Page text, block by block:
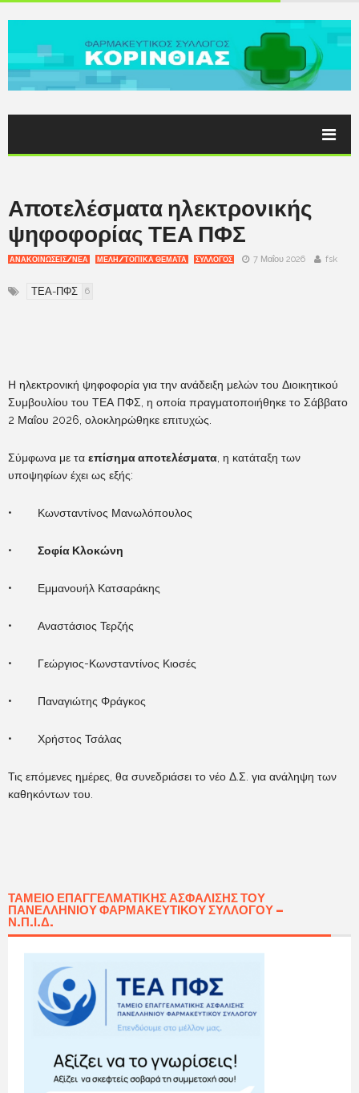
Αποτελέσματα ηλεκτρονικής
ψηφοφορίας ΤΕΑ ΠΦΣ
ΑΝΑΚΟΙΝΩΣΕΙΣ/ΝΕΑ ΜΕΛΗ/ΤΟΠΙΚΑ ΘΕΜΑΤΑ ΣΥΛΛΟΓΟΣ 7 Μαΐου 2026 fsk
ΤΕΑ-ΠΦΣ 6
Η ηλεκτρονική ψηφοφορία για την ανάδειξη μελών του Διοικητικού
Συμβουλίου του ΤΕΑ ΠΦΣ, η οποία πραγματοποιήθηκε το Σάββατο
2 Μαΐου 2026, ολοκληρώθηκε επιτυχώς.
Σύμφωνα με τα επίσημα αποτελέσματα , η κατάταξη των
υποψηφίων έχει ως εξής:
• Κωνσταντίνος Μανωλόπουλος
• Σοφία Κλοκώνη
• Εμμανουήλ Κατσαράκης
• Αναστάσιος Τερζής
• Γεώργιος-Κωνσταντίνος Κιοσές
• Παναγιώτης Φράγκος
• Χρήστος Τσάλας
Τις επόμενες ημέρες, θα συνεδριάσει το νέο Δ.Σ. για ανάληψη των
καθηκόντων του.
ΤΑΜΕΊΟ ΕΠΑΓΓΕΛΜΑΤΙΚΉΣ ΑΣΦΆΛΙΣΗΣ ΤΟΥ
ΠΑΝΕΛΛΗΝΊΟΥ ΦΑΡΜΑΚΕΥΤΙΚΟΎ ΣΥΛΛΌΓΟΥ –
Ν.Π.Ι.Δ.